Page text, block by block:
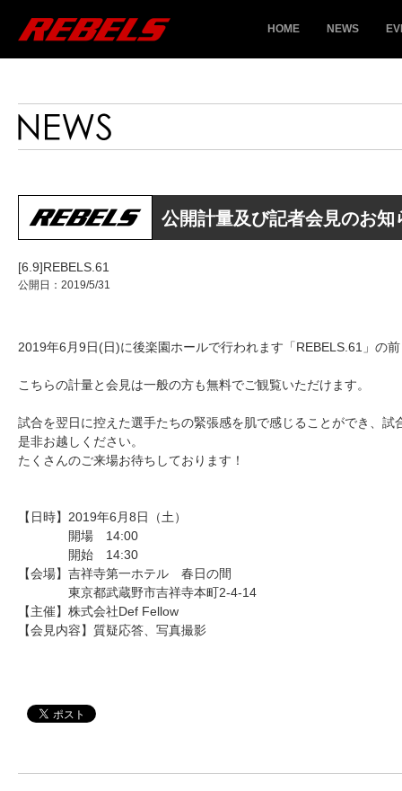
HOME NEWS
公開計量及び記者会見のお知
[6.9]REBELS.61
公開日：2019/5/31
2019年6月9日(日)に後楽園ホールで行われます「REBELS.61」の
こちらの計量と会見は一般の方も無料でご観覧いただけます。
試合を翌日に控えた選手たちの緊張感を肌で感じることができ、
是非お越しください。
たくさんのご来場お待ちしております！
【日時】2019年6月8日（土）
開場 14:00
開始 14:30
【会場】吉祥寺第一ホテル 春日の間
東京都武蔵野市吉祥寺本町2-4-14
【主催】株式会社Def Fellow
【会見内容】質疑応答、写真撮影